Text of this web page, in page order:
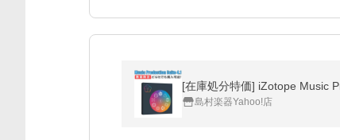
[在庫処分特価] iZotope Music
島村楽器Yahoo!店